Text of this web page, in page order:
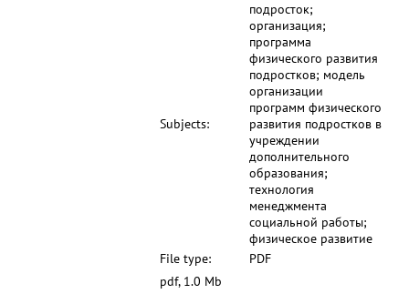
Subjects:
подросток;
организация;
программа
физического развития
подростков; модель
организации
программ физического
развития подростков в
учреждении
дополнительного
образования;
технология
менеджмента
социальной работы;
физическое развитие
File type:
PDF
pdf, 1.0 Mb